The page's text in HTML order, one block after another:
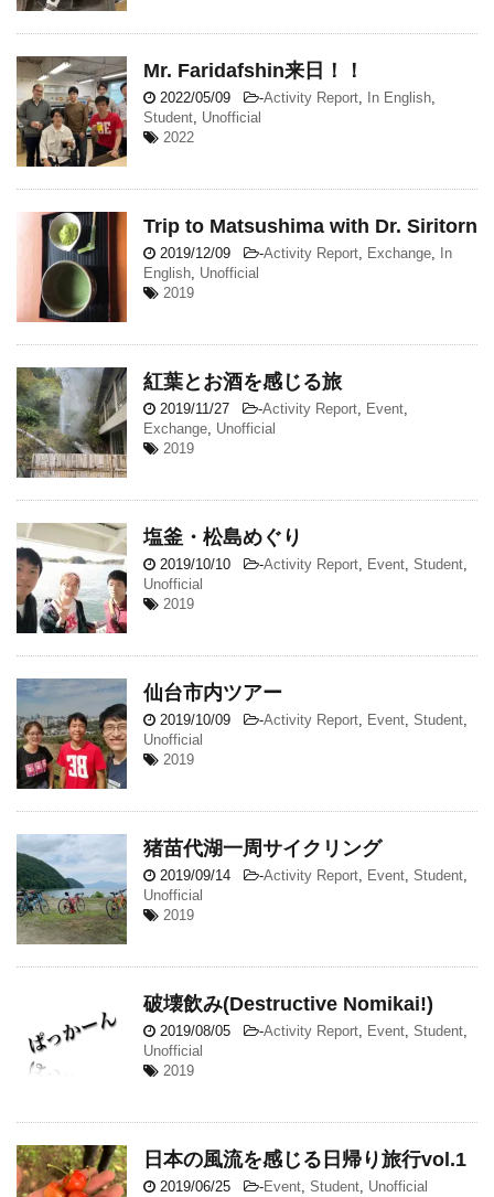
Mr. Faridafshin来日！！
2022/05/09 -Activity Report, In English,
Student, Unofficial
2022
Trip to Matsushima with Dr. Siritorn
2019/12/09 -Activity Report, Exchange,
In
English, Unofficial
2019
紅葉とお酒を感じる旅
2019/11/27 -Activity Report, Event,
Exchange, Unofficial
2019
塩釜・松島めぐり
2019/10/10 -Activity Report, Event, Student,
Unofficial
2019
仙台市内ツアー
2019/10/09 -Activity Report, Event, Student,
Unofficial
2019
猪苗代湖一周サイクリング
2019/09/14 -Activity Report, Event, Student,
Unofficial
2019
破壊飲み(Destructive Nomikai!)
2019/08/05 -Activity Report, Event, Student,
Unofficial
2019
日本の風流を感じる日帰り旅行vol.1
2019/06/25 -Event, Student, Unofficial